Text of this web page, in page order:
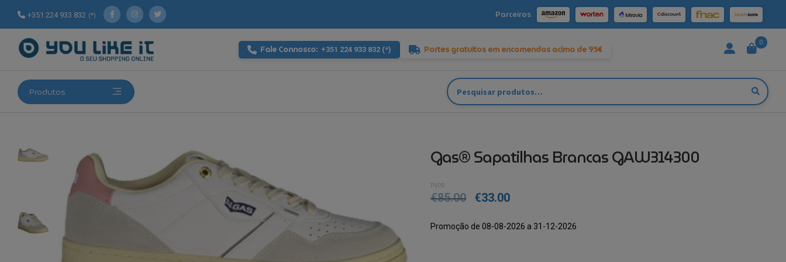
+351 224 933 832 (*) Parceiros
Fale Connosco: +351 224 933 832 (*) Portes gratuitos em encomendas acima de 95€
0
Produtos
Pesquisar
por:
Gas® Sapatilhas Brancas GAW314300
PVPR
€85.00 €33.00
Promoção de 08-08-2026 a 31-12-2026